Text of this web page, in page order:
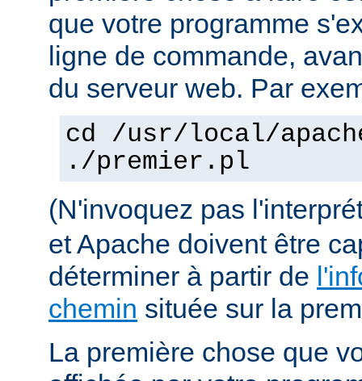
que votre programme
ligne de commande,
du serveur web. Par
cd /usr/local/
./premier.pl
(N'invoquez pas
et Apache doivent être
déterminer à partir de
chemin située sur la
La première chose que